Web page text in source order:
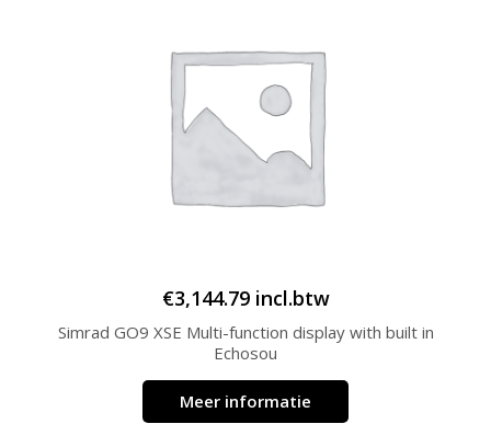
€3,144.79 incl.btw
Simrad GO9 XSE Multi-function display with built in
Echosou
Meer informatie